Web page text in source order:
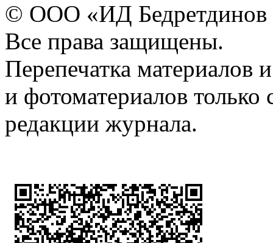
© ООО «ИД
Все права защищены.
Перепечатка материалов
и фотоматериалов
редакции журнала.